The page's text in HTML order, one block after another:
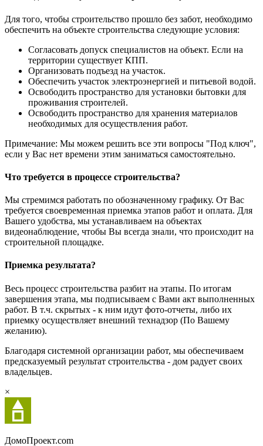
Для того, чтобы строительство прошло без забот, необходимо
обеспечить на объекте строительства следующие условия:
Согласовать допуск специалистов на объект. Если на
территории существует КПП.
Организовать подъезд на участок.
Обеспечить участок электроэнергией и питьевой водой.
Освободить пространство для установки бытовки для
проживания строителей.
Освободить пространство для хранения материалов
необходимых для осуществления работ.
Примечание: Мы можем решить все эти вопросы "Под ключ",
если у Вас нет времени этим заниматься самостоятельно.
Что требуется в процессе строительства?
Мы стремимся работать по обозначенному графику. От Вас
требуется своевременная приемка этапов работ и оплата. Для
Вашего удобства, мы устанавливаем на объектах
видеонаблюдение, чтобы Вы всегда знали, что происходит на
строительной площадке.
Приемка результата?
Весь процесс строительства разбит на этапы. По итогам
завершения этапа, мы подписываем с Вами акт выполненных
работ. В т.ч. скрытых - к ним идут фото-отчеты, либо их
приемку осуществляет внешний технадзор (По Вашему
желанию).
Благодаря системной организации работ, мы обеспечиваем
предсказуемый результат строительства - дом радует своих
владельцев.
×
ДомоПроект.com